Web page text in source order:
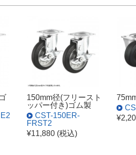
150mm径(フリースト
ッパー付き)ゴム製
CST-150ER-
FRST2
¥11,880 (税込)